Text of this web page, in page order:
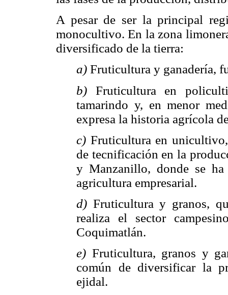
A pesar de ser la principal
monocultivo. En la zona
diversificado de la tierra:
a) Fruticultura y ganadería,
b) Fruticultura en
tamarindo y, en menor
expresa la historia agrícola
c) Fruticultura en
de tecnificación en la
y Manzanillo, donde se
agricultura empresarial.
d) Fruticultura y granos,
realiza el sector
Coquimatlán.
e) Fruticultura, granos y
común de diversificar la
ejidal.